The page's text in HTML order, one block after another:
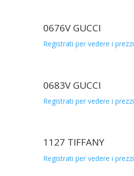
0676V GUCCI
Registrati per vedere i prezzi
0683V GUCCI
Registrati per vedere i prezzi
1127 TIFFANY
Registrati per vedere i prezzi